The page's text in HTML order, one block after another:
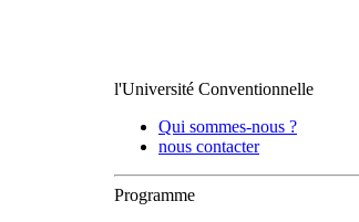
l'Université Conventionnelle
Qui sommes-nous ?
nous contacter
Programme